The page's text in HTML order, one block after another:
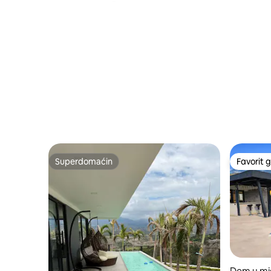
Superdomaćin
Superdomaćin Favorit
Favorit